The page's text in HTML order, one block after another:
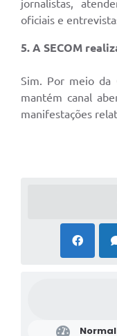
jornalistas,
oficiais e
5. A SECOM
Sim. Por meio da
mantém canal
manifestações